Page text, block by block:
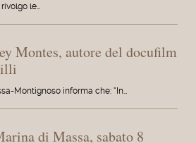
le…
Montes, autore del docufilm
Montignoso informa che: "In…
di Massa, sabato 8